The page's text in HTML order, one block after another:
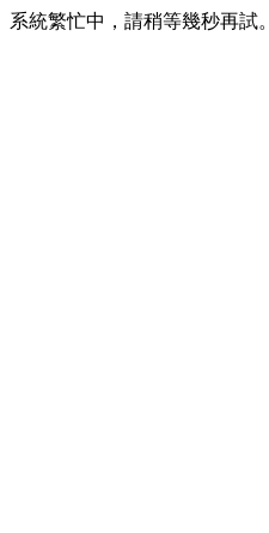
系統繁忙中，請稍等幾秒再試。